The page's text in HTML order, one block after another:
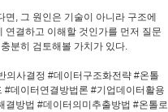
, 그 원인은 기술이 아니라 구조에
연결하고 이해할 것인가를 먼저 질문
분히 검토해볼 가치가 있다.
의사결정 #데이터구조화전략 #온톨
데이터연결방법론 #기업데이터활용
방법 #데이터의미추출방법 #온톨로